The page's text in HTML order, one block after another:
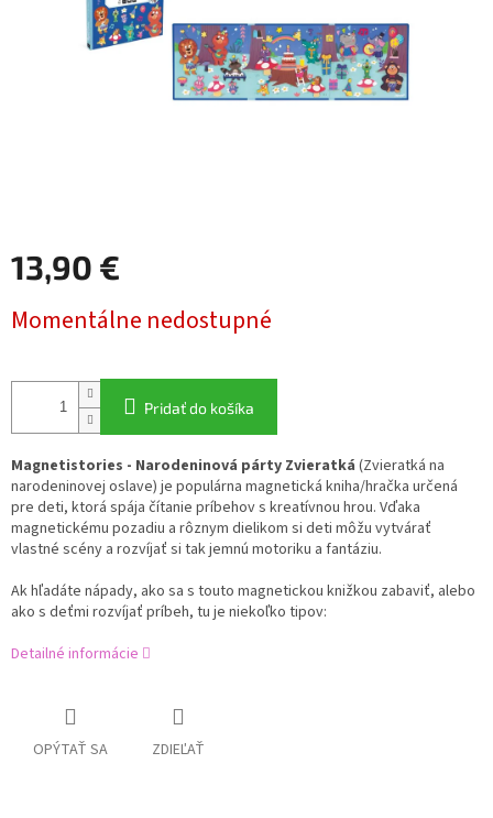
13,90 €
cena:
Momentálne nedostupné
Pridať do košíka
Magnetistories - Narodeninová párty Zvieratká (Zvieratká na
narodeninovej oslave) je populárna magnetická kniha/hračka určená
pre deti, ktorá spája čítanie príbehov s kreatívnou hrou. Vďaka
magnetickému pozadiu a rôznym dielikom si deti môžu vytvárať
vlastné scény a rozvíjať si tak jemnú motoriku a fantáziu.
Ak hľadáte nápady, ako sa s touto magnetickou knižkou zabaviť, alebo
ako s deťmi rozvíjať príbeh, tu je niekoľko tipov:
Detailné informácie
OPÝTAŤ SA ZDIEĽAŤ